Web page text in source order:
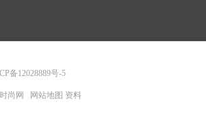
备12028889号-5
时尚网 网站地图 资料